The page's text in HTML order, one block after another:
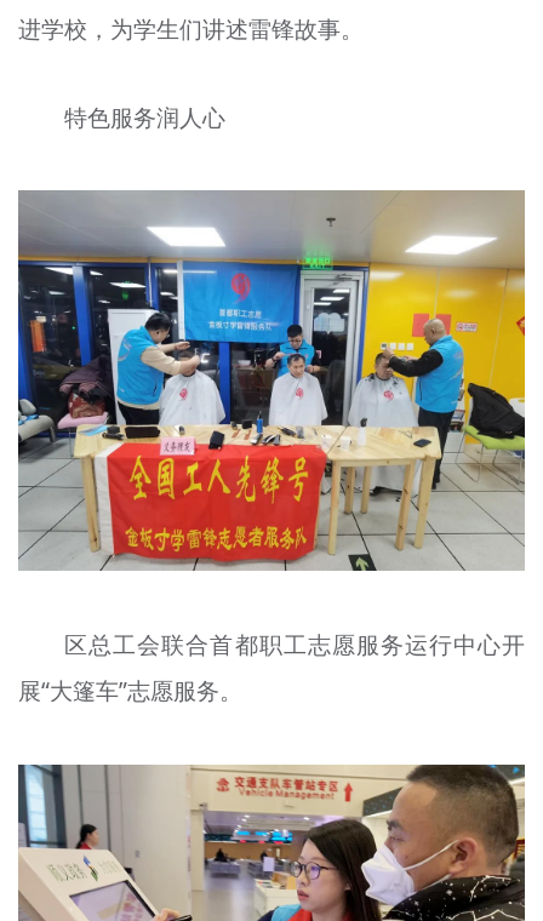
进学校，为学生们讲述雷锋故事。
特色服务润人心
区总工会联合首都职工志愿服务运行中心开
展“大篷车”志愿服务。